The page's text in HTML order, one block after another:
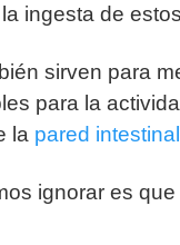
ingesta de
sirven para
para la
la pared intestinal
ignorar es